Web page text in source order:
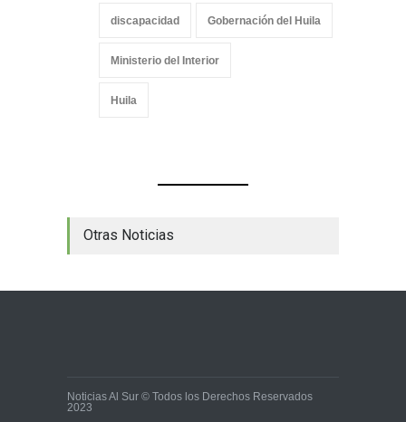
discapacidad Gobernación del Huila
Ministerio del Interior
Huila
Otras Noticias
Noticias Al Sur © Todos los Derechos Reservados
2023